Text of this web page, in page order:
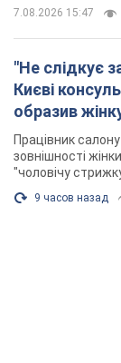
7.08.2026 15:47
"Не слідкує
Києві
образив
розгорівся
Працівник
зовнішності
"чоловічу
9 часов назад